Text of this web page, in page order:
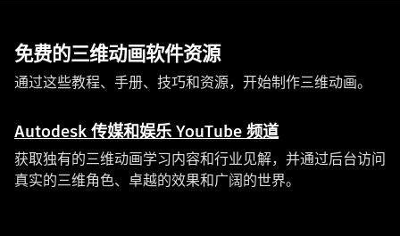
免费的三维动画软件资源
通过这些教程、手册、技巧和资源，开始制作三维动画。
Autodesk 传媒和娱乐 YouTube 频道
获取独有的三维动画学习内容和行业见解，并通过后台访问
真实的三维角色、卓越的效果和广阔的世界。